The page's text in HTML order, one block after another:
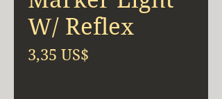
W/ Reflex
3,35 US$